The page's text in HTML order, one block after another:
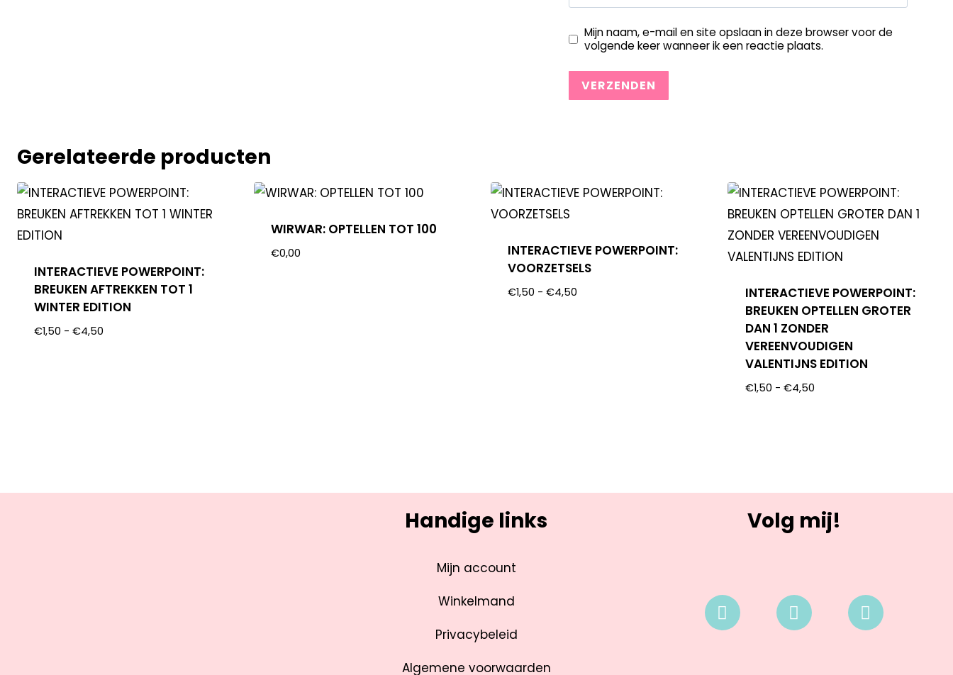
Mijn naam, e-mail en site opslaan in deze browser voor de
volgende keer wanneer ik een reactie plaats.
Gerelateerde producten
INTERACTIEVE POWERPOINT:
BREUKEN AFTREKKEN TOT 1
WINTER EDITION
€1,50 - €4,50
WIRWAR: OPTELLEN TOT 100
€0,00
INTERACTIEVE POWERPOINT:
VOORZETSELS
€1,50 - €4,50
INTERACTIEVE POWERPOINT:
BREUKEN OPTELLEN GROTER
DAN 1 ZONDER
VEREENVOUDIGEN
VALENTIJNS EDITION
€1,50 - €4,50
Handige links
Mijn account
Winkelmand
Privacybeleid
Algemene voorwaarden
Volg mij!